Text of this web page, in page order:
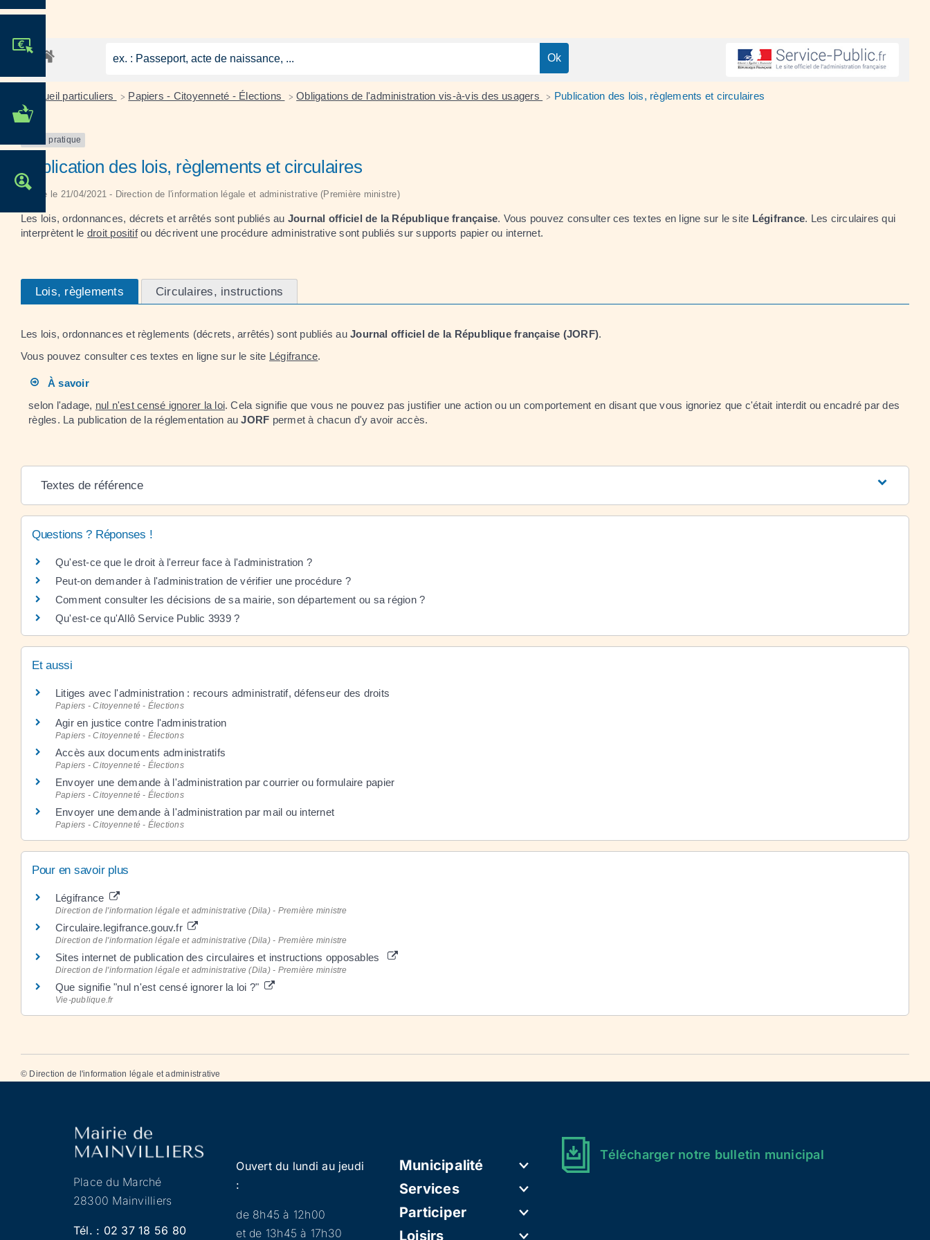
MES DÉMARCHES
Accueil particuliers > Papiers - Citoyenneté - Élections > Obligations de l'administration vis-à-vis des usagers > Publication des lois, règlements et circulaires
Fiche pratique
Publication des lois, règlements et circulaires
Vérifié le 21/04/2021 - Direction de l'information légale et administrative (Première ministre)
Les lois, ordonnances, décrets et arrêtés sont publiés au Journal officiel de la République française. Vous pouvez consulter ces textes en ligne sur le site Légifrance. Les circulaires qui
interprètent le droit positifou décrivent une procédure administrative sont publiés sur supports papier ou internet.
Lois, règlements Circulaires, instructions
Les lois, ordonnances et règlements (décrets, arrêtés) sont publiés auJournal officiel de la République française (JORF).
Vous pouvez consulter ces textes en ligne sur le site Légifrance.
À savoir
selon l'adage, nul n'est censé ignorer la loi. Cela signifie que vous ne pouvez pas justifier une action ou un comportement en disant que vous ignoriez que c'était interdit ou encadré par des
règles. La publication de la réglementation auJORF permet à chacun d'y avoir accès.
Textes de référence
Questions ? Réponses !
Qu'est-ce que le droit à l'erreur face à l'administration ?
Peut-on demander à l'administration de vérifier une procédure ?
Comment consulter les décisions de sa mairie, son département ou sa région ?
Qu'est-ce qu'Allô Service Public 3939 ?
Et aussi
Litiges avec l'administration : recours administratif, défenseur des droits
Papiers - Citoyenneté - Élections
Agir en justice contre l'administration
Papiers - Citoyenneté - Élections
Accès aux documents administratifs
Papiers - Citoyenneté - Élections
Envoyer une demande à l'administration par courrier ou formulaire papier
Papiers - Citoyenneté - Élections
Envoyer une demande à l'administration par mail ou internet
Papiers - Citoyenneté - Élections
Pour en savoir plus
Légifrance
Direction de l'information légale et administrative (Dila) - Première ministre
Circulaire.legifrance.gouv.fr
Direction de l'information légale et administrative (Dila) - Première ministre
Sites internet de publication des circulaires et instructions opposables
Direction de l'information légale et administrative (Dila) - Première ministre
Que signifie "nul n'est censé ignorer la loi ?"
Vie-publique.fr
© Direction de l'information légale et administrative
Place du Marché
28300 Mainvilliers
Tél. : 02 37 18 56 80
Ouvert du lundi au jeudi
:
de 8h45 à 12h00
et de 13h45 à 17h30
Municipalité
Services
Participer
Loisirs
Télécharger notre bulletin municipal